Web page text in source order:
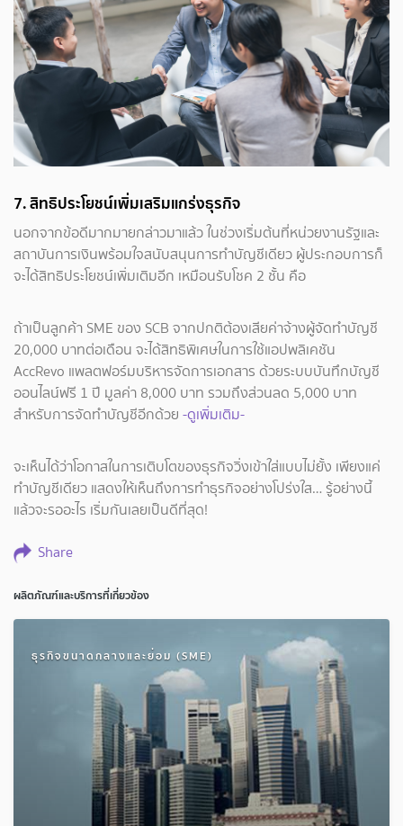
7. สิทธิประโยชน์เพิ่มเสริมแกร่งธุรกิจ
นอกจากข้อดีมากมายกล่าวมาแล้ว ในช่วงเริ่มต้นที่หน่วยงานรัฐและ
สถาบันการเงินพร้อมใจสนับสนุนการทำบัญชีเดียว ผู้ประกอบการก็
จะได้สิทธิประโยชน์เพิ่มเติมอีก เหมือนรับโชค 2 ชั้น คือ
ถ้าเป็นลูกค้า SME ของ SCB จากปกติต้องเสียค่าจ้างผู้จัดทำบัญชี
20,000 บาทต่อเดือน จะได้สิทธิพิเศษในการใช้แอปพลิเคชัน
AccRevo แพลตฟอร์มบริหารจัดการเอกสาร ด้วยระบบบันทึกบัญชี
ออนไลน์ฟรี 1 ปี มูลค่า 8,000 บาท รวมถึงส่วนลด 5,000 บาท
สำหรับการจัดทำบัญชีอีกด้วย -ดูเพิ่มเติม-
จะเห็นได้ว่าโอกาสในการเติบโตของธุรกิจวิ่งเข้าใส่แบบไม่ยั้ง เพียงแค่
ทำบัญชีเดียว แสดงให้เห็นถึงการทำธุรกิจอย่างโปร่งใส… รู้อย่างนี้
แล้วจะรออะไร เริ่มกันเลยเป็นดีที่สุด!
Share
ผลิตภัณฑ์และบริการที่เกี่ยวข้อง
ธุรกิจขนาดกลางและย่อม (SME)